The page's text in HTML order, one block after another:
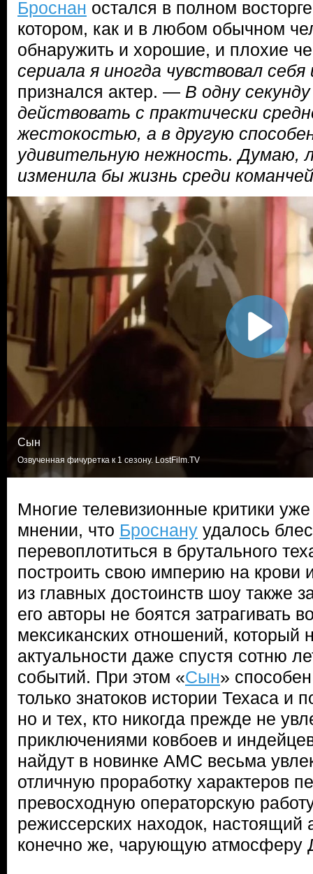
Броснан остался в полном
котором, как и в любом обычном
обнаружить и хорошие, и плохие
сериала я иногда чувствовал
признался актер. — В одну
действовать с практически
жестокостью, а в другую
удивительную нежность. Думаю,
изменила бы жизнь среди команчей
Сын
Озвученная фичуретка к 1 сезону. LostFilm.TV
Многие телевизионные критики
мнении, что Броснану удалось
перевоплотиться в брутального
построить свою империю на крови
из главных достоинств шоу также
его авторы не боятся затрагивать
мексиканских отношений, который
актуальности даже спустя сотню
событий. При этом «Сын»
только знатоков истории Техаса и
но и тех, кто никогда прежде не
приключениями ковбоев и
найдут в новинке AMC весьма
отличную проработку характеров
превосходную операторскую
режиссерских находок, настоящий
конечно же, чарующую атмосферу